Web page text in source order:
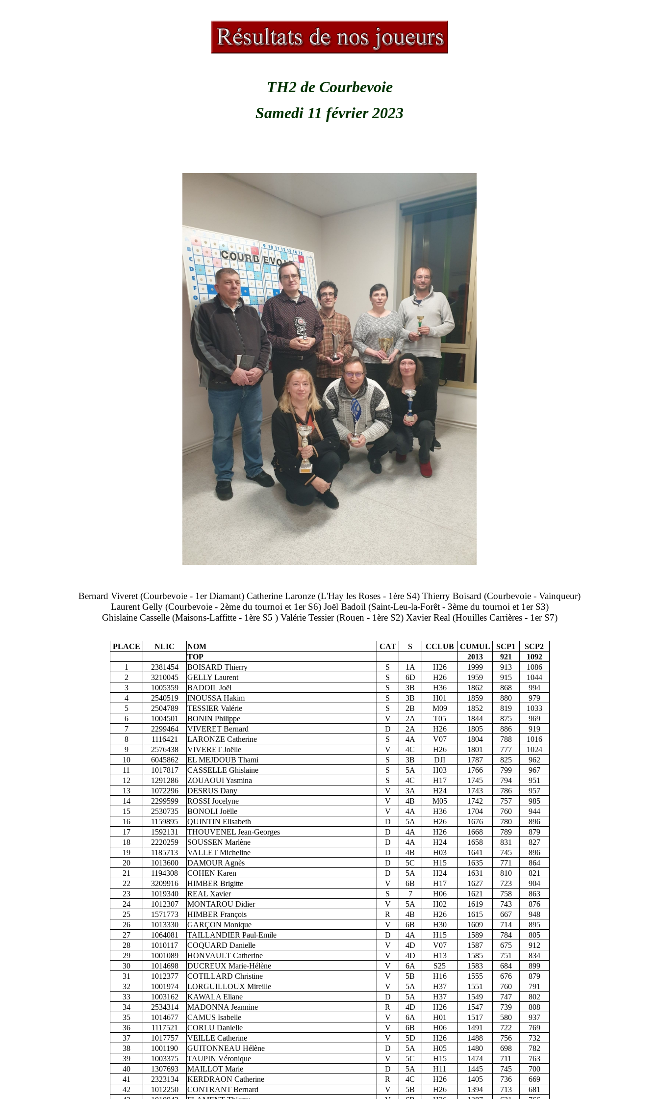
TH2 de Courbevoie
Samedi 11 février 2023
Bernard Viveret (Courbevoie - 1er Diamant) Catherine Laronze (L'Hay les Roses - 1ère S4) Thierry Boisard (Courbevoie - Vainqueur)
Laurent Gelly (Courbevoie - 2ème du tournoi et 1er S6) Joël Badoil (Saint-Leu-la-Forêt - 3ème du tournoi et 1er S3)
Ghislaine Casselle (Maisons-Laffitte - 1ère S5 ) Valérie Tessier (Rouen - 1ère S2) Xavier Real (Houilles Carrières - 1er S7)
PLACE NLIC NOM CAT S CCLUB CUMUL SCP1
SCP2
TOP
2013 921
1092
1
2381454 BOISARD Thierry S 1A H26 1999 913
1086
2
3210045 GELLY Laurent S 6D H26 1959 915
1044
3
1005359 BADOIL Joël S 3B H36 1862 868
994
4
2540519 INOUSSA Hakim S 3B H01 1859 880
979
5
2504789 TESSIER Valérie S 2B M09 1852 819
1033
6
1004501 BONIN Philippe V 2A T05 1844 875
969
7
2299464 VIVERET Bernard D 2A H26 1805 886
919
8
1116421 LARONZE Catherine S 4A V07 1804 788
1016
9
2576438 VIVERET Joëlle V 4C H26 1801 777
1024
10
6045862 EL MEJDOUB Thami S 3B DJI 1787 825
962
11
1017817 CASSELLE Ghislaine S 5A H03 1766 799
967
12
1291286 ZOUAOUI Yasmina S 4C H17 1745 794
951
13
1072296 DESRUS Dany V 3A H24 1743 786
957
14
2299599 ROSSI Jocelyne V 4B M05 1742 757
985
15
2530735 BONOLI Joëlle V 4A H36 1704 760
944
16
1159895 QUINTIN Elisabeth D 5A H26 1676 780
896
17
1592131 THOUVENEL Jean-Georges D 4A H26 1668 789
879
18
2220259 SOUSSEN Marlène D 4A H24 1658 831
827
19
1185713 VALLET Micheline D 4B H03 1641 745
896
20
1013600 DAMOUR Agnès D 5C H15 1635 771
864
21
1194308 COHEN Karen D 5A H24 1631 810
821
22
3209916 HIMBER Brigitte V 6B H17 1627 723
904
23
1019340 REAL Xavier S 7 H06 1621 758
863
24
1012307 MONTAROU Didier V 5A H02 1619 743
876
25
1571773 HIMBER François R 4B H26 1615 667
948
26
1013330 GARÇON Monique V 6B H30 1609 714
895
27
1064081 TAILLANDIER Paul-Emile D 4A H15 1589 784
805
28
1010117 COQUARD Danielle V 4D V07 1587 675
912
29
1001089 HONVAULT Catherine V 4D H13 1585 751
834
30
1014698 DUCREUX Marie-Hélène V 6A S25 1583 684
899
31
1012377 COTILLARD Christine V 5B H16 1555 676
879
32
1001974 LORGUILLOUX Mireille V 5A H37 1551 760
791
33
1003162 KAWALA Eliane D 5A H37 1549 747
802
34
2534314 MADONNA Jeannine R 4D H26 1547 739
808
35
1014677 CAMUS Isabelle V 6A H01 1517 580
937
36
1117521 CORLU Danielle V 6B H06 1491 722
769
37
1017757 VEILLE Catherine V 5D H26 1488 756
732
38
1001190 GUITONNEAU Hélène D 5A H05 1480 698
782
39
1003375 TAUPIN Véronique V 5C H15 1474 711
763
40
1307693 MAILLOT Marie D 5A H11 1445 745
700
41
2323134 KERDRAON Catherine R 4C H26 1405 736
669
42
1012250 CONTRANT Bernard V 5B H26 1394 713
681